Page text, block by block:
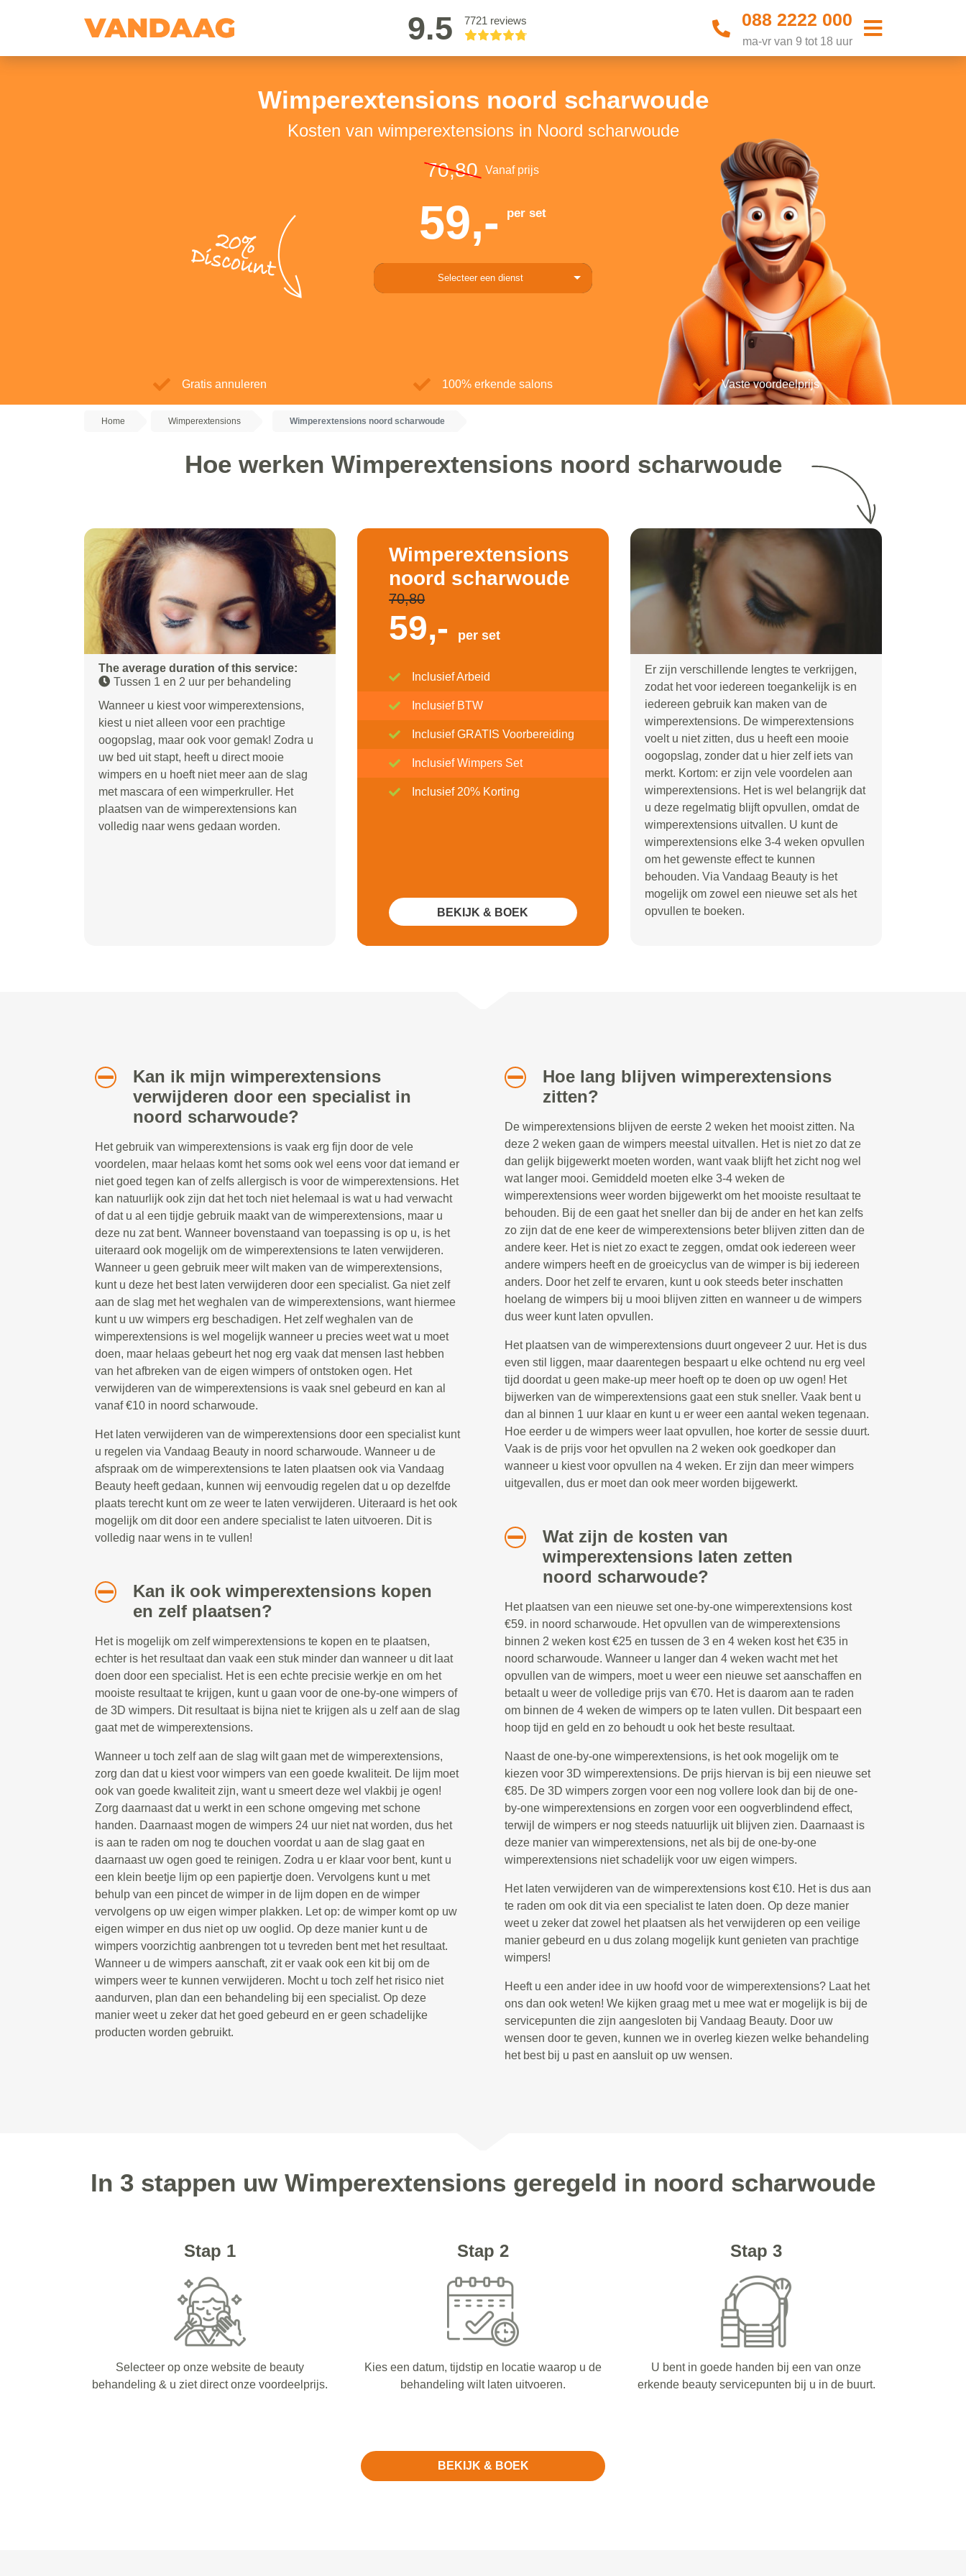
9.5 7721 reviews 088 2222 000
ma-vr van 9 tot 18 uur
Wimperextensions noord scharwoude
Kosten van wimperextensions in Noord scharwoude
20%
Discount
70,80 Vanaf prijs
59,- per set
Selecteer een dienst
Gratis annuleren 100% erkende salons Vaste voordeelprijs
Home Wimperextensions Wimperextensions noord scharwoude
Hoe werken Wimperextensions noord scharwoude
The average duration of this service:
Tussen 1 en 2 uur per behandeling
Wanneer u kiest voor wimperextensions,
kiest u niet alleen voor een prachtige
oogopslag, maar ook voor gemak! Zodra u
uw bed uit stapt, heeft u direct mooie
wimpers en u hoeft niet meer aan de slag
met mascara of een wimperkruller. Het
plaatsen van de wimperextensions kan
volledig naar wens gedaan worden.
Wimperextensions
noord scharwoude
70,80
59,- per set
Inclusief Arbeid
Inclusief BTW
Inclusief GRATIS Voorbereiding
Inclusief Wimpers Set
Inclusief 20% Korting
BEKIJK & BOEK
Er zijn verschillende lengtes te verkrijgen,
zodat het voor iedereen toegankelijk is en
iedereen gebruik kan maken van de
wimperextensions. De wimperextensions
voelt u niet zitten, dus u heeft een mooie
oogopslag, zonder dat u hier zelf iets van
merkt. Kortom: er zijn vele voordelen aan
wimperextensions. Het is wel belangrijk dat
u deze regelmatig blijft opvullen, omdat de
wimperextensions uitvallen. U kunt de
wimperextensions elke 3-4 weken opvullen
om het gewenste effect te kunnen
behouden. Via Vandaag Beauty is het
mogelijk om zowel een nieuwe set als het
opvullen te boeken.
Kan ik mijn wimperextensions
verwijderen door een specialist in
noord scharwoude?
Het gebruik van wimperextensions is vaak erg fijn door de vele
voordelen, maar helaas komt het soms ook wel eens voor dat iemand er
niet goed tegen kan of zelfs allergisch is voor de wimperextensions. Het
kan natuurlijk ook zijn dat het toch niet helemaal is wat u had verwacht
of dat u al een tijdje gebruik maakt van de wimperextensions, maar u
deze nu zat bent. Wanneer bovenstaand van toepassing is op u, is het
uiteraard ook mogelijk om de wimperextensions te laten verwijderen.
Wanneer u geen gebruik meer wilt maken van de wimperextensions,
kunt u deze het best laten verwijderen door een specialist. Ga niet zelf
aan de slag met het weghalen van de wimperextensions, want hiermee
kunt u uw wimpers erg beschadigen. Het zelf weghalen van de
wimperextensions is wel mogelijk wanneer u precies weet wat u moet
doen, maar helaas gebeurt het nog erg vaak dat mensen last hebben
van het afbreken van de eigen wimpers of ontstoken ogen. Het
verwijderen van de wimperextensions is vaak snel gebeurd en kan al
vanaf €10 in noord scharwoude.
Het laten verwijderen van de wimperextensions door een specialist kunt
u regelen via Vandaag Beauty in noord scharwoude. Wanneer u de
afspraak om de wimperextensions te laten plaatsen ook via Vandaag
Beauty heeft gedaan, kunnen wij eenvoudig regelen dat u op dezelfde
plaats terecht kunt om ze weer te laten verwijderen. Uiteraard is het ook
mogelijk om dit door een andere specialist te laten uitvoeren. Dit is
volledig naar wens in te vullen!
Kan ik ook wimperextensions kopen
en zelf plaatsen?
Het is mogelijk om zelf wimperextensions te kopen en te plaatsen,
echter is het resultaat dan vaak een stuk minder dan wanneer u dit laat
doen door een specialist. Het is een echte precisie werkje en om het
mooiste resultaat te krijgen, kunt u gaan voor de one-by-one wimpers of
de 3D wimpers. Dit resultaat is bijna niet te krijgen als u zelf aan de slag
gaat met de wimperextensions.
Wanneer u toch zelf aan de slag wilt gaan met de wimperextensions,
zorg dan dat u kiest voor wimpers van een goede kwaliteit. De lijm moet
ook van goede kwaliteit zijn, want u smeert deze wel vlakbij je ogen!
Zorg daarnaast dat u werkt in een schone omgeving met schone
handen. Daarnaast mogen de wimpers 24 uur niet nat worden, dus het
is aan te raden om nog te douchen voordat u aan de slag gaat en
daarnaast uw ogen goed te reinigen. Zodra u er klaar voor bent, kunt u
een klein beetje lijm op een papiertje doen. Vervolgens kunt u met
behulp van een pincet de wimper in de lijm dopen en de wimper
vervolgens op uw eigen wimper plakken. Let op: de wimper komt op uw
eigen wimper en dus niet op uw ooglid. Op deze manier kunt u de
wimpers voorzichtig aanbrengen tot u tevreden bent met het resultaat.
Wanneer u de wimpers aanschaft, zit er vaak ook een kit bij om de
wimpers weer te kunnen verwijderen. Mocht u toch zelf het risico niet
aandurven, plan dan een behandeling bij een specialist. Op deze
manier weet u zeker dat het goed gebeurd en er geen schadelijke
producten worden gebruikt.
Hoe lang blijven wimperextensions
zitten?
De wimperextensions blijven de eerste 2 weken het mooist zitten. Na
deze 2 weken gaan de wimpers meestal uitvallen. Het is niet zo dat ze
dan gelijk bijgewerkt moeten worden, want vaak blijft het zicht nog wel
wat langer mooi. Gemiddeld moeten elke 3-4 weken de
wimperextensions weer worden bijgewerkt om het mooiste resultaat te
behouden. Bij de een gaat het sneller dan bij de ander en het kan zelfs
zo zijn dat de ene keer de wimperextensions beter blijven zitten dan de
andere keer. Het is niet zo exact te zeggen, omdat ook iedereen weer
andere wimpers heeft en de groeicyclus van de wimper is bij iedereen
anders. Door het zelf te ervaren, kunt u ook steeds beter inschatten
hoelang de wimpers bij u mooi blijven zitten en wanneer u de wimpers
dus weer kunt laten opvullen.
Het plaatsen van de wimperextensions duurt ongeveer 2 uur. Het is dus
even stil liggen, maar daarentegen bespaart u elke ochtend nu erg veel
tijd doordat u geen make-up meer hoeft op te doen op uw ogen! Het
bijwerken van de wimperextensions gaat een stuk sneller. Vaak bent u
dan al binnen 1 uur klaar en kunt u er weer een aantal weken tegenaan.
Hoe eerder u de wimpers weer laat opvullen, hoe korter de sessie duurt.
Vaak is de prijs voor het opvullen na 2 weken ook goedkoper dan
wanneer u kiest voor opvullen na 4 weken. Er zijn dan meer wimpers
uitgevallen, dus er moet dan ook meer worden bijgewerkt.
Wat zijn de kosten van
wimperextensions laten zetten
noord scharwoude?
Het plaatsen van een nieuwe set one-by-one wimperextensions kost
€59. in noord scharwoude. Het opvullen van de wimperextensions
binnen 2 weken kost €25 en tussen de 3 en 4 weken kost het €35 in
noord scharwoude. Wanneer u langer dan 4 weken wacht met het
opvullen van de wimpers, moet u weer een nieuwe set aanschaffen en
betaalt u weer de volledige prijs van €70. Het is daarom aan te raden
om binnen de 4 weken de wimpers op te laten vullen. Dit bespaart een
hoop tijd en geld en zo behoudt u ook het beste resultaat.
Naast de one-by-one wimperextensions, is het ook mogelijk om te
kiezen voor 3D wimperextensions. De prijs hiervan is bij een nieuwe set
€85. De 3D wimpers zorgen voor een nog vollere look dan bij de one-
by-one wimperextensions en zorgen voor een oogverblindend effect,
terwijl de wimpers er nog steeds natuurlijk uit blijven zien. Daarnaast is
deze manier van wimperextensions, net als bij de one-by-one
wimperextensions niet schadelijk voor uw eigen wimpers.
Het laten verwijderen van de wimperextensions kost €10. Het is dus aan
te raden om ook dit via een specialist te laten doen. Op deze manier
weet u zeker dat zowel het plaatsen als het verwijderen op een veilige
manier gebeurd en u dus zolang mogelijk kunt genieten van prachtige
wimpers!
Heeft u een ander idee in uw hoofd voor de wimperextensions? Laat het
ons dan ook weten! We kijken graag met u mee wat er mogelijk is bij de
servicepunten die zijn aangesloten bij Vandaag Beauty. Door uw
wensen door te geven, kunnen we in overleg kiezen welke behandeling
het best bij u past en aansluit op uw wensen.
In 3 stappen uw Wimperextensions geregeld in noord scharwoude
Stap 1
Selecteer op onze website de beauty
behandeling & u ziet direct onze voordeelprijs.
Stap 2
Kies een datum, tijdstip en locatie waarop u de
behandeling wilt laten uitvoeren.
Stap 3
U bent in goede handen bij een van onze
erkende beauty servicepunten bij u in de buurt.
BEKIJK & BOEK